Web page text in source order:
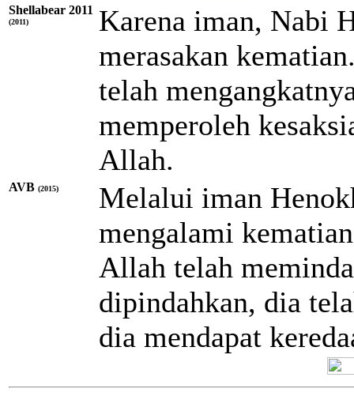
Shellabear 2011
(2011)
Karena iman, Nabi
merasakan
telah
memperoleh
Allah.
AVB (2015)
Melalui iman
mengalami
Allah telah
dipindahkan, dia
dia mendapat